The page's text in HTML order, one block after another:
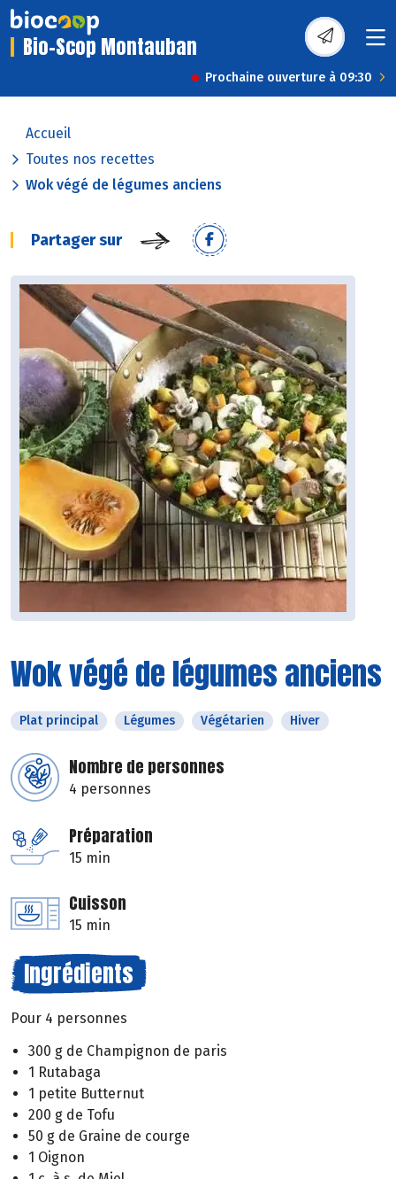
Bio-Scop Montauban
Prochaine ouverture à 09:30
Accueil
Toutes nos recettes
Wok végé de légumes anciens
Partager sur
Wok végé de légumes anciens
Plat principal Légumes Végétarien Hiver
Nombre de personnes
4 personnes
Préparation
15 min
Cuisson
15 min
Ingrédients
Pour 4 personnes
300 g de Champignon de paris
1 Rutabaga
1 petite Butternut
200 g de Tofu
50 g de Graine de courge
1 Oignon